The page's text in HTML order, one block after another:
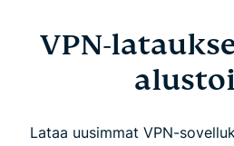
VPN-
Lataa uusimmat VPN-